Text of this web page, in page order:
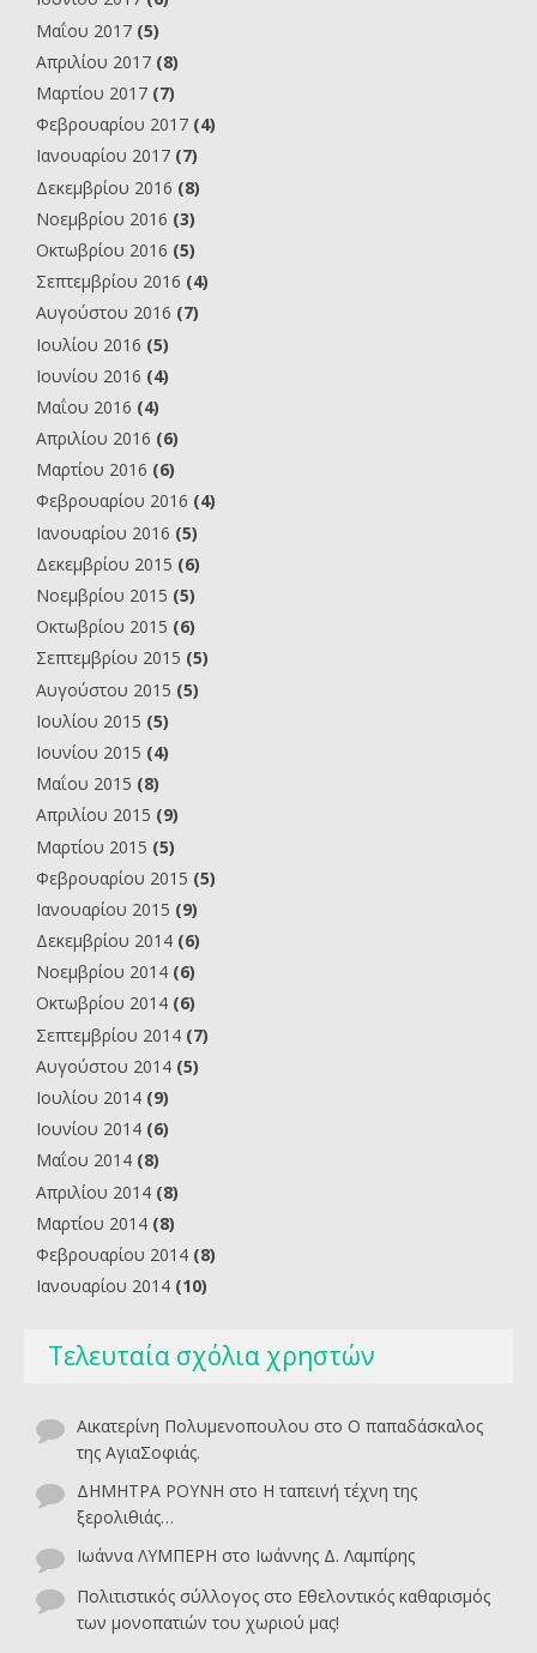
Μαΐου 2017 (5)
Απριλίου 2017 (8)
Μαρτίου 2017 (7)
Φεβρουαρίου 2017 (4)
Ιανουαρίου 2017 (7)
Δεκεμβρίου 2016 (8)
Νοεμβρίου 2016 (3)
Οκτωβρίου 2016 (5)
Σεπτεμβρίου 2016 (4)
Αυγούστου 2016 (7)
Ιουλίου 2016 (5)
Ιουνίου 2016 (4)
Μαΐου 2016 (4)
Απριλίου 2016 (6)
Μαρτίου 2016 (6)
Φεβρουαρίου 2016 (4)
Ιανουαρίου 2016 (5)
Δεκεμβρίου 2015 (6)
Νοεμβρίου 2015 (5)
Οκτωβρίου 2015 (6)
Σεπτεμβρίου 2015 (5)
Αυγούστου 2015 (5)
Ιουλίου 2015 (5)
Ιουνίου 2015 (4)
Μαΐου 2015 (8)
Απριλίου 2015 (9)
Μαρτίου 2015 (5)
Φεβρουαρίου 2015 (5)
Ιανουαρίου 2015 (9)
Δεκεμβρίου 2014 (6)
Νοεμβρίου 2014 (6)
Οκτωβρίου 2014 (6)
Σεπτεμβρίου 2014 (7)
Αυγούστου 2014 (5)
Ιουλίου 2014 (9)
Ιουνίου 2014 (6)
Μαΐου 2014 (8)
Απριλίου 2014 (8)
Μαρτίου 2014 (8)
Φεβρουαρίου 2014 (8)
Ιανουαρίου 2014 (10)
Τελευταία σχόλια χρηστών
Αικατερίνη Πολυμενοπουλου στο O παπαδάσκαλος
της ΑγιαΣοφιάς.
ΔΗΜΗΤΡΑ ΡΟΥΝΗ στο Η ταπεινή τέχνη της
ξερολιθιάς…
Ιωάννα ΛΥΜΠΕΡΗ στο Ιωάννης Δ. Λαμπίρης
Πολιτιστικός σύλλογος στο Εθελοντικός καθαρισμός
των μονοπατιών του χωριού μας!